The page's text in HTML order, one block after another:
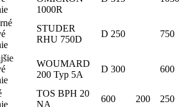
1000R
STUDER
RHU 750D
D 250 750
WOUMARD
200 Typ 5A
D 300 600
TOS BPH 20
NA
600 200 250